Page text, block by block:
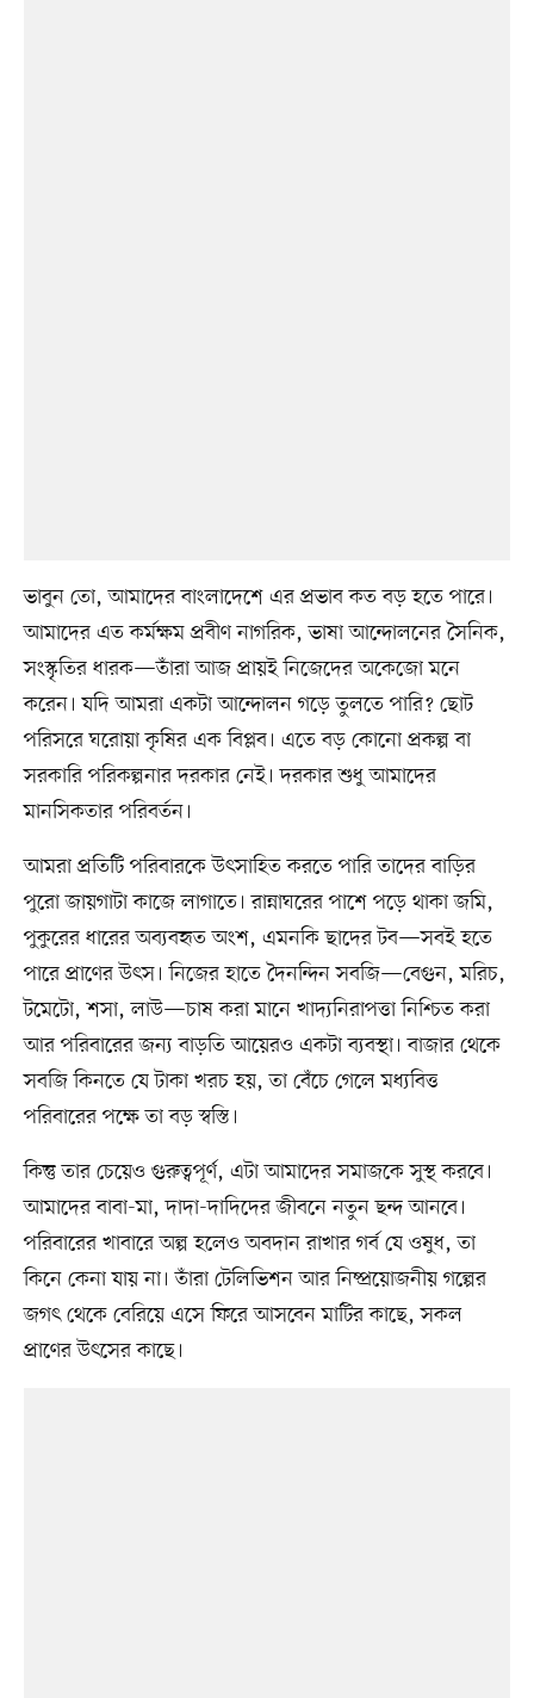
ভাবুন তো, আমাদের বাংলাদেশে এর প্রভাব কত বড় হতে পারে।
আমাদের এত কর্মক্ষম প্রবীণ নাগরিক, ভাষা আন্দোলনের সৈনিক,
সংস্কৃতির ধারক—তাঁরা আজ প্রায়ই নিজেদের অকেজো মনে
করেন। যদি আমরা একটা আন্দোলন গড়ে তুলতে পারি? ছোট
পরিসরে ঘরোয়া কৃষির এক বিপ্লব। এতে বড় কোনো প্রকল্প বা
সরকারি পরিকল্পনার দরকার নেই। দরকার শুধু আমাদের
মানসিকতার পরিবর্তন।
আমরা প্রতিটি পরিবারকে উৎসাহিত করতে পারি তাদের বাড়ির
পুরো জায়গাটা কাজে লাগাতে। রান্নাঘরের পাশে পড়ে থাকা জমি,
পুকুরের ধারের অব্যবহৃত অংশ, এমনকি ছাদের টব—সবই হতে
পারে প্রাণের উৎস। নিজের হাতে দৈনন্দিন সবজি—বেগুন, মরিচ,
টমেটো, শসা, লাউ—চাষ করা মানে খাদ্যনিরাপত্তা নিশ্চিত করা
আর পরিবারের জন্য বাড়তি আয়েরও একটা ব্যবস্থা। বাজার থেকে
সবজি কিনতে যে টাকা খরচ হয়, তা বেঁচে গেলে মধ্যবিত্ত
পরিবারের পক্ষে তা বড় স্বস্তি।
কিন্তু তার চেয়েও গুরুত্বপূর্ণ, এটা আমাদের সমাজকে সুস্থ করবে।
আমাদের বাবা-মা, দাদা-দাদিদের জীবনে নতুন ছন্দ আনবে।
পরিবারের খাবারে অল্প হলেও অবদান রাখার গর্ব যে ওষুধ, তা
কিনে কেনা যায় না। তাঁরা টেলিভিশন আর নিষ্প্রয়োজনীয় গল্পের
জগৎ থেকে বেরিয়ে এসে ফিরে আসবেন মাটির কাছে, সকল
প্রাণের উৎসের কাছে।